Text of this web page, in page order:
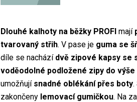
Dlouhé kalhoty na běžky PROFImají
tvarovaný střih. V pase je guma se
díle se nachází dvě zipové kapsy se
voděodolné podložené zipy do
umožňují snadné oblékání přes boty.
zakončeny lemovací gumičkou. Na